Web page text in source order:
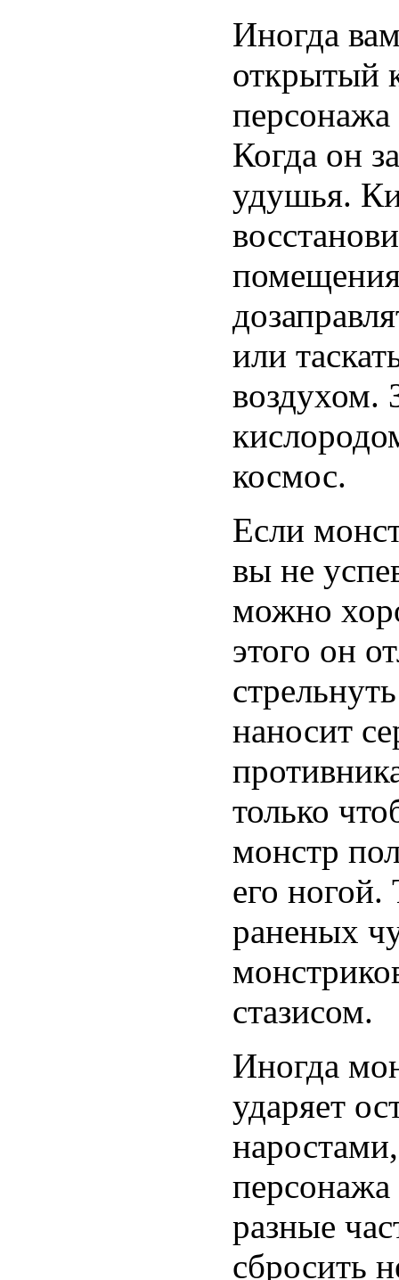
Иногда
открытый
персонажа
Когда он
удушья.
или
воздухом.
космос.
Если
вы не
можно
этого он
наносит
только
монстр
его
раненых
стазисом.
Иногда
ударяет
персонажа
разные
сбросить